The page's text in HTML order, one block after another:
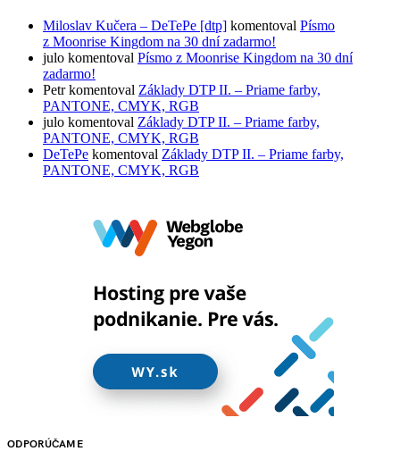
Miloslav Kučera – DeTePe [dtp] komentoval Písmo
z Moonrise Kingdom na 30 dní zadarmo!
julo komentoval Písmo z Moonrise Kingdom na 30 dní
zadarmo!
Petrkomentoval Základy DTP II. – Priame farby,
PANTONE, CMYK, RGB
julo komentoval Základy DTP II. – Priame farby,
PANTONE, CMYK, RGB
DeTePe komentoval Základy DTP II. – Priame farby,
PANTONE, CMYK, RGB
ODPORÚČAME